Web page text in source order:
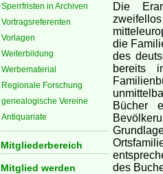
Sperrfristen in Archiven
Vortragsreferenten
Vorlagen
Weiterbildung
Werbematerial
Regionale Forschung
genealogische Vereine
Antiquariate
Mitgliederbereich
Mitglied werden
Die
die
des
bereits
Bücher
des